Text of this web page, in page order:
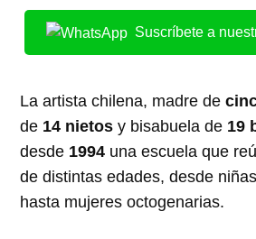
Suscríbete a
La artista chilena, madre de
de 14 nietos y bisabuela de 19
desde 1994 una escuela que
de distintas edades, desde
hasta mujeres octogenarias.